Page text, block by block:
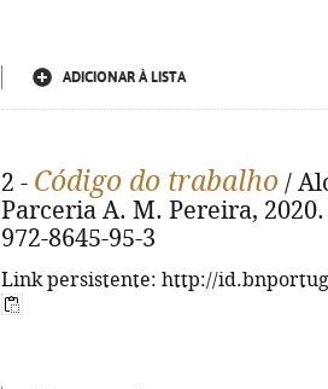
ADICIONAR À LISTA
2 - Código do trabalho /
Parceria A. M. Pereira, 2020.
972-8645-95-3
Link persistente: http://